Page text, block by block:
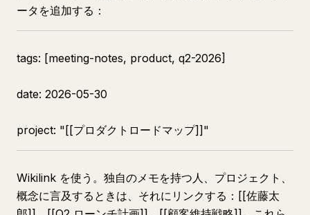
ータを追加する：
tags: [meeting-notes, product, q2-2026]
date: 2026-05-30
project: "[[プロダクトロードマップ]]"
Wikilink を使う。独自のメモを持つ人、プロジェクト、
概念に言及するときは、それにリンクする：[[佐藤太